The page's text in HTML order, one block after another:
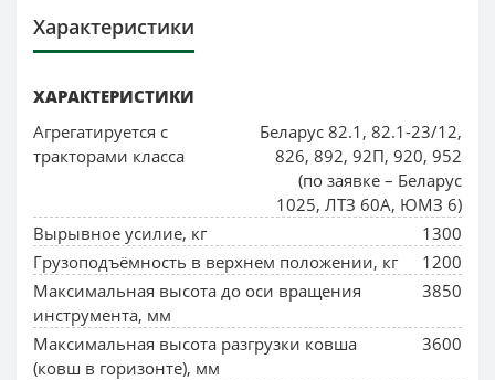
Характеристики
ХАРАКТЕРИСТИКИ
Агрегатируется с
тракторами класса
Беларус 82.1, 82.1-23/12,
826, 892, 92П, 920, 952
(по заявке – Беларус
1025, ЛТЗ 60А, ЮМЗ 6)
Вырывное усилие, кг
1300
Грузоподъёмность в верхнем положении, кг
1200
Максимальная высота до оси вращения
инструмента, мм
3850
Максимальная высота разгрузки ковша
(ковш в горизонте), мм
3600